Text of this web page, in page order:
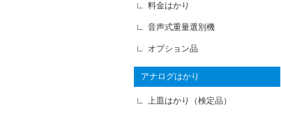
料金はかり
音声式重量選別機
オプション品
アナログはかり
上皿はかり（検定品）